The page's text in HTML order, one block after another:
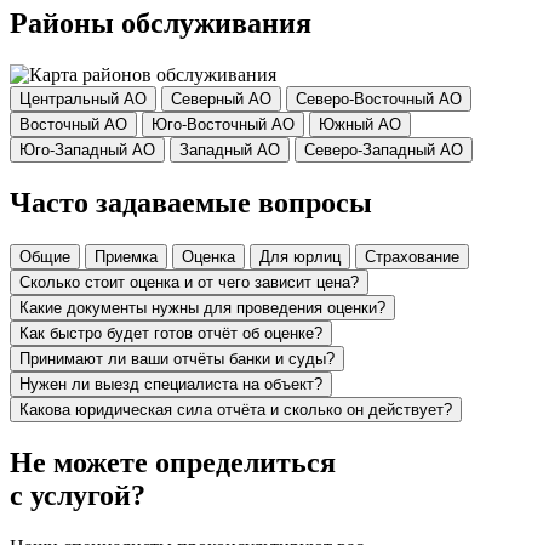
Районы обслуживания
Центральный АО Северный АО
Северо-Восточный АО
Восточный АО
Юго-Восточный АО
Южный АО
Юго-Западный АО
Западный АО Северо-Западный АО
Часто задаваемые вопросы
Общие Приемка Оценка Для юрлиц
Страхование
Сколько стоит оценка и от чего зависит цена?
Какие документы нужны для проведения оценки?
Как быстро будет готов отчёт об оценке?
Принимают ли ваши отчёты банки и суды?
Нужен ли выезд специалиста на объект?
Какова юридическая сила отчёта и сколько он действует?
Не можете определиться
с услугой?